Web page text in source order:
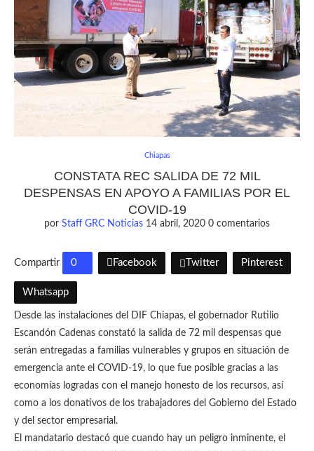
Chiapas
CONSTATA REC SALIDA DE 72 MIL
DESPENSAS EN APOYO A FAMILIAS POR EL
COVID-19
por Staff GRC Noticias 14 abril, 2020 0 comentarios
Compartir 0 Facebook Twitter Pinterest
Whatsapp
Desde las instalaciones del DIF Chiapas, el gobernador Rutilio
Escandón Cadenas constató la salida de 72 mil despensas que
serán entregadas a familias vulnerables y grupos en situación de
emergencia ante el COVID-19, lo que fue posible gracias a las
economías logradas con el manejo honesto de los recursos, así
como a los donativos de los trabajadores del Gobierno del Estado
y del sector empresarial.
El mandatario destacó que cuando hay un peligro inminente, el